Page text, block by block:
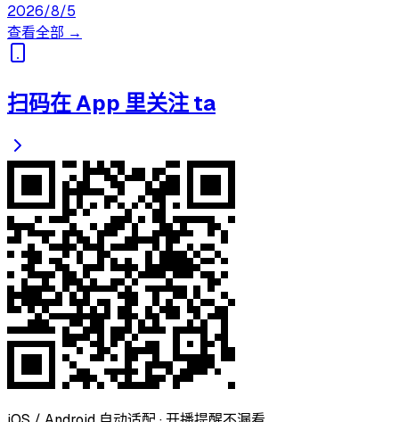
2026/8/5
查看全部 →
扫码在 App 里关注 ta